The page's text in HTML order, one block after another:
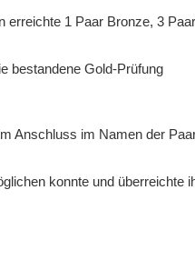
erreichte 1 Paar Bronze, 3
bestandene Gold-Prüfung
Anschluss im Namen der
konnte und überreichte